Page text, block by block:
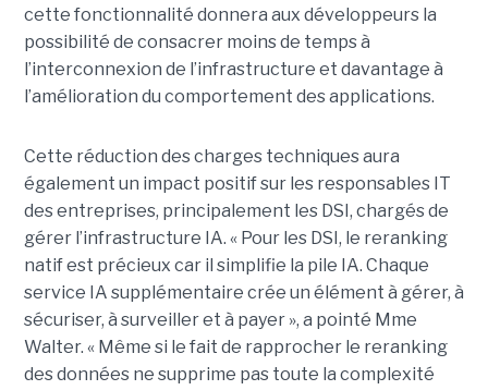
cette fonctionnalité donnera aux développeurs la
possibilité de consacrer moins de temps à
l’interconnexion de l’infrastructure et davantage à
l’amélioration du comportement des applications.
Cette réduction des charges techniques aura
également un impact positif sur les responsables IT
des entreprises, principalement les DSI, chargés de
gérer l’infrastructure IA. « Pour les DSI, le reranking
natif est précieux car il simplifie la pile IA. Chaque
service IA supplémentaire crée un élément à gérer, à
sécuriser, à surveiller et à payer », a pointé Mme
Walter. « Même si le fait de rapprocher le reranking
des données ne supprime pas toute la complexité